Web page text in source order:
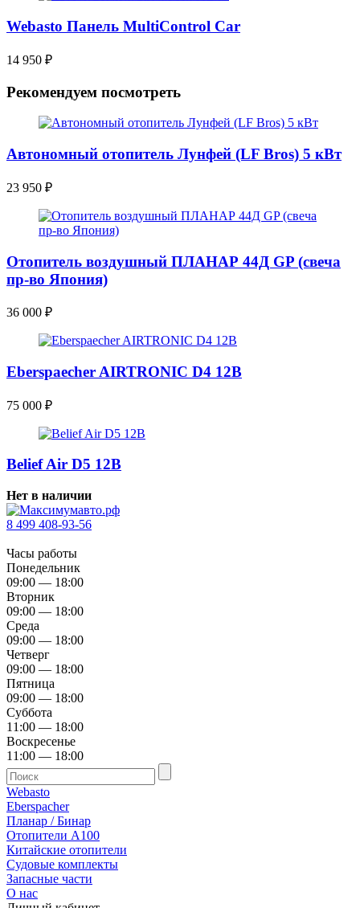
Webasto Панель MultiControl Car
14 950 ₽
Рекомендуем посмотреть
Автономный отопитель Лунфей (LF Bros) 5 кВт
23 950 ₽
Отопитель воздушный ПЛАНАР 44Д GP (свеча
пр-во Япония)
36 000 ₽
Eberspaecher AIRTRONIC D4 12В
75 000 ₽
Belief Air D5 12В
Нет в наличии
8 499 408-93-56
Часы работы
Понедельник
09:00 — 18:00
Вторник
09:00 — 18:00
Среда
09:00 — 18:00
Четверг
09:00 — 18:00
Пятница
09:00 — 18:00
Суббота
11:00 — 18:00
Воскресенье
11:00 — 18:00
Webasto
Eberspacher
Планар / Бинар
Отопители А100
Китайские отопители
Судовые комплекты
Запасные части
О нас